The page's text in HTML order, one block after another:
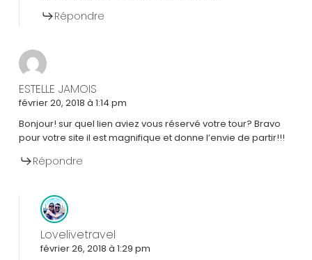
Répondre
ESTELLE JAMOIS
février 20, 2018 à 1:14 pm
Bonjour! sur quel lien aviez vous réservé votre tour? Bravo
pour votre site il est magnifique et donne l’envie de partir!!!
Répondre
Lovelivetravel
février 26, 2018 à 1:29 pm